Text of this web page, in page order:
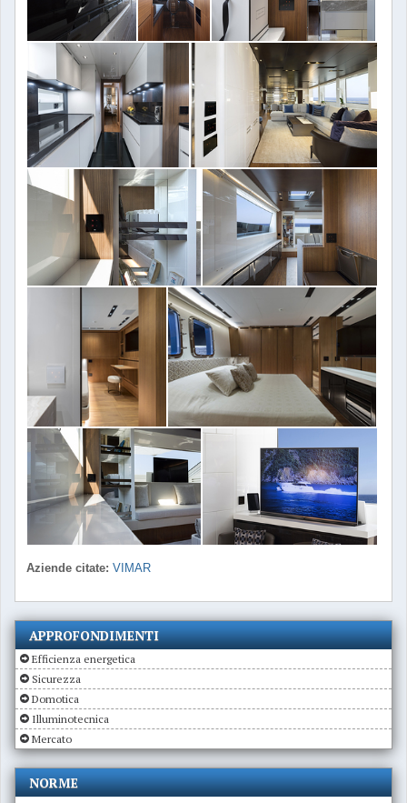
Aziende citate: VIMAR
APPROFONDIMENTI
Efficienza energetica
Sicurezza
Domotica
Illuminotecnica
Mercato
NORME